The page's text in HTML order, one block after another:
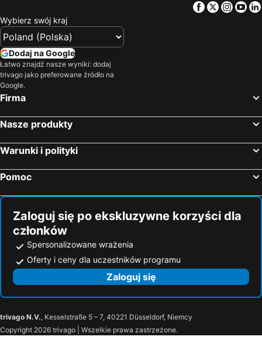
Facebook
Twitter
Wybierz swój kraj
Dodaj na Google
Łatwo znajdź nasze wyniki: dodaj
trivago jako preferowane źródło na
Google.
Firma
Nasze produkty
Warunki i polityki
Pomoc
Zaloguj się po ekskluzywne korzyści dla
członków
Spersonalizowane wrażenia
Oferty i ceny dla uczestników programu
Zaloguj się
trivago N.V., Kesselstraße 5 – 7, 40221 Düsseldorf, Niemcy
Copyright 2026 trivago | Wszelkie prawa zastrzeżone.